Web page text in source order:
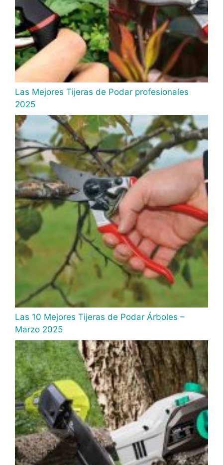
Las Mejores Tijeras de Podar profesionales
2025
Las 10 Mejores Tijeras de Podar Árboles –
Marzo 2025